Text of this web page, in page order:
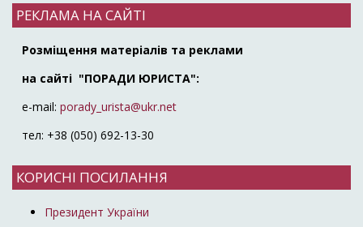
РЕКЛАМА НА САЙТІ
Розміщення матеріалів та реклами
на сайті "ПОРАДИ ЮРИСТА":
e-mail: porady_urista@ukr.net
тел: +38 (050) 692-13-30
КОРИСНІ ПОСИЛАННЯ
Президент України